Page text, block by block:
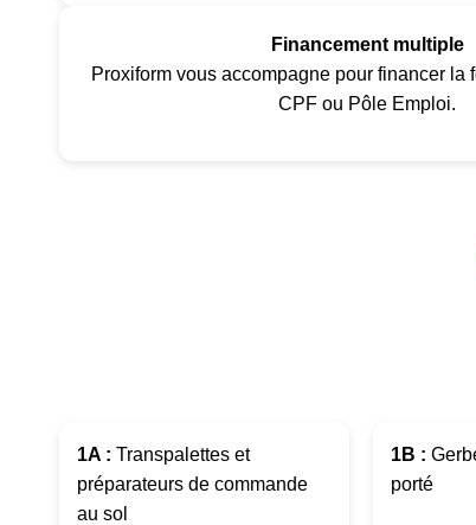
Financement multiple
Proxiform vous accompagne pour financer la
CPF ou Pôle Emploi.
1A : Transpalettes et
préparateurs de commande
au sol
1B :
porté